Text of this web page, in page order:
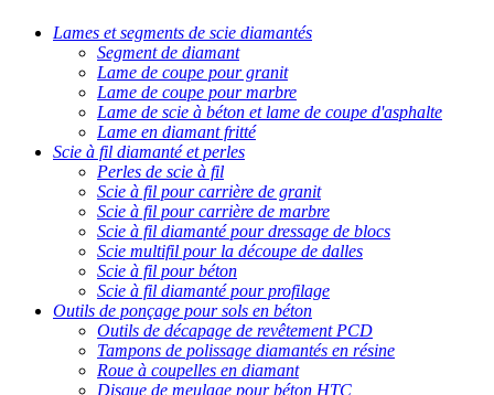
Lames et segments de scie diamantés
Segment de diamant
Lame de coupe pour granit
Lame de coupe pour marbre
Lame de scie à béton et lame de coupe d'asphalte
Lame en diamant fritté
Scie à fil diamanté et perles
Perles de scie à fil
Scie à fil pour carrière de granit
Scie à fil pour carrière de marbre
Scie à fil diamanté pour dressage de blocs
Scie multifil pour la découpe de dalles
Scie à fil pour béton
Scie à fil diamanté pour profilage
Outils de ponçage pour sols en béton
Outils de décapage de revêtement PCD
Tampons de polissage diamantés en résine
Roue à coupelles en diamant
Disque de meulage pour béton HTC